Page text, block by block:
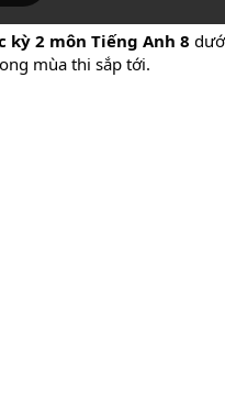
2 môn Tiếng Anh 8
mùa thi sắp tới.